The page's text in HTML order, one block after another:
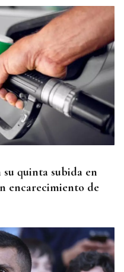
quinta subida en
encarecimiento de